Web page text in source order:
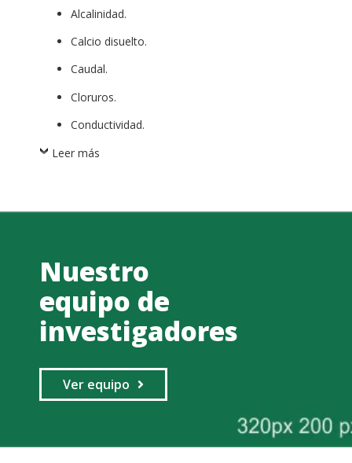
Alcalinidad.
Calcio disuelto.
Caudal.
Cloruros.
Conductividad.
Leer más
Nuestro
equipo de
investigadores
Ver equipo